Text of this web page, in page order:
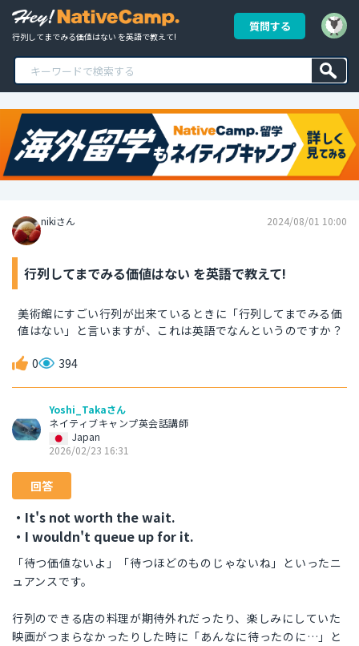
行列してまでみる価値はない を英語で教えて!
質問する
nikiさん 2024/08/01 10:00
行列してまでみる価値はない を英語で教えて!
美術館にすごい行列が出来ているときに「行列してまでみる価
値はない」と言いますが、これは英語でなんというのですか？
0 394
Yoshi_Takaさん
ネイティブキャンプ英会話講師
Japan
2026/02/23 16:31
回答
・It's not worth the wait.
・I wouldn't queue up for it.
「待つ価値ないよ」「待つほどのものじゃないね」といったニ
ュアンスです。
行列のできる店の料理が期待外れだったり、楽しみにしていた
映画がつまらなかったりした時に「あんなに待ったのに…」と